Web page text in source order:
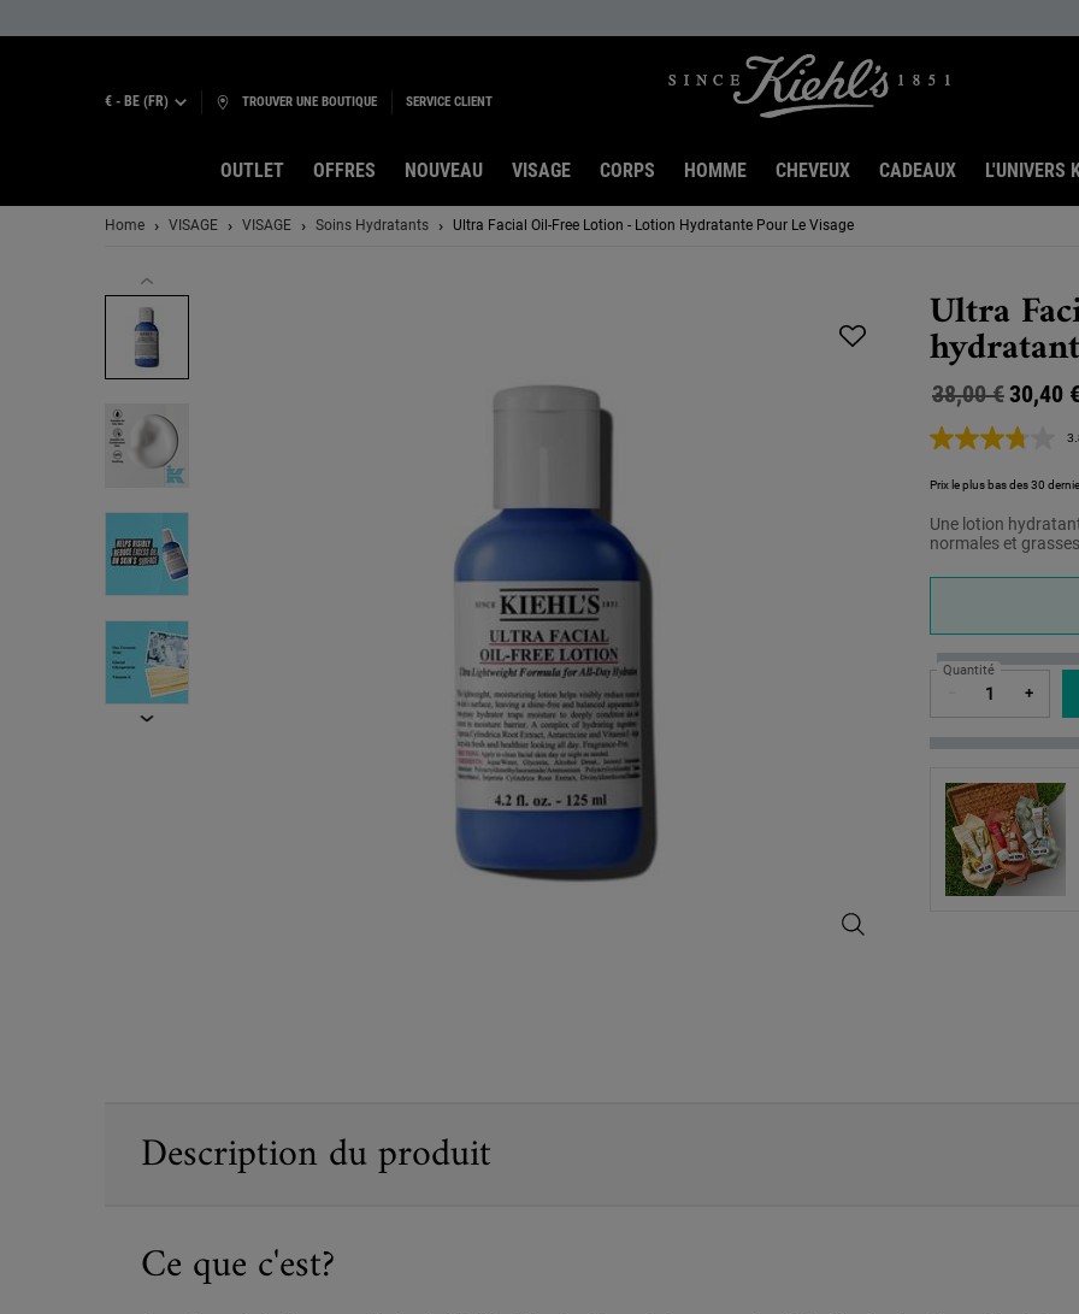
€ - BE (FR) TROUVER UNE BOUTIQUE SERVICE CLIENT
OUTLET OFFRES NOUVEAU VISAGE CORPS HOMME CHEVEUX CADEAUX L'UNIVERS
Contenu principalHome VISAGE VISAGE Soins Hydratants Ultra Facial Oil-Free Lotion - Lotion Hydratante Pour Le Visage
Ultra
Ancien prix
38,00 €
Nouveau prix
30,40
Prix le plus bas des 30
Ultra Facial Oil-Free Lotion -
Une lotion
normales et grasses
Quantité
+
Description du produit
Ce que c'est?